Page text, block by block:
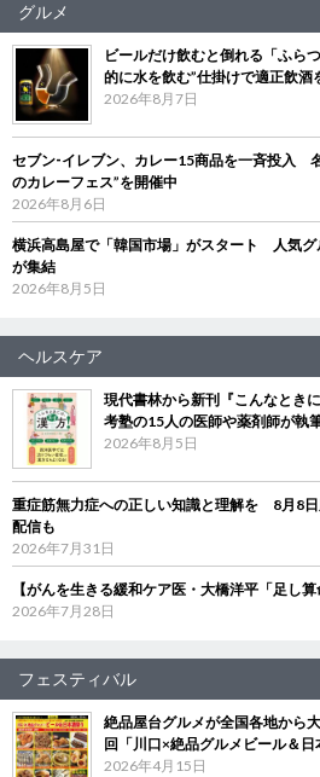
グルメ
ビールだけ飲むと倒れる「ふら
的に水を飲む”仕掛けで適正飲酒
2026年8月7日
セブン‐イレブン、カレー15商品を一斉投入
のカレーフェス”を開催中
2026年8月6日
横浜高島屋で「韓国市場」がスタート 人気グ
が集結
2026年8月5日
ヘルスケア
現代書林から新刊『こんなとき
考塾の15人の医師や薬剤師が執
2026年8月5日
重症筋無力症への正しい知識と理解を 8月8
配信も
2026年7月31日
【がんを生きる緩和ケア医・大橋洋平「足し
2026年7月28日
フェスティバル
絶品屋台グルメが全国各地から
回「川口×絶品グルメビール＆
2026年4月15日